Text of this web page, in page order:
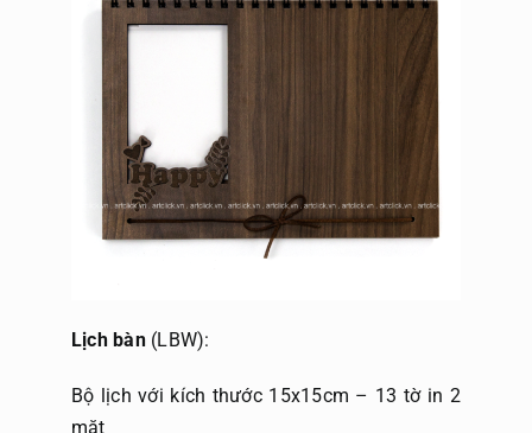
Lịch bàn(LBW):
Bộ lịch với kích thước 15x15cm – 13 tờ in 2
mặt